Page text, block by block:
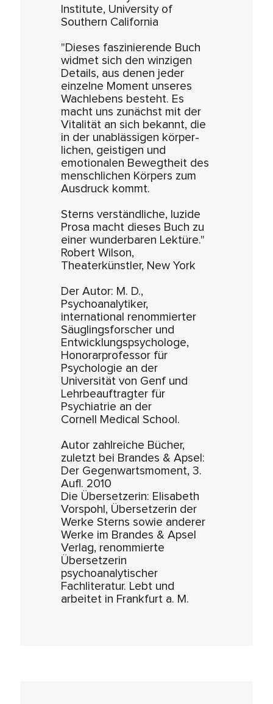
Institute, University of
Southern California
"Dieses faszinierende Buch
widmet sich den winzigen
Details, aus denen jeder
einzelne Moment unseres
Wachlebens besteht. Es
macht uns zunächst mit der
Vitalität an sich bekannt, die
in der unablässigen körper-
lichen, geistigen und
emotionalen Bewegtheit des
menschlichen Körpers zum
Ausdruck kommt.
Sterns verständliche, luzide
Prosa macht dieses Buch zu
einer wunderbaren Lektüre."
Robert Wilson,
Theaterkünstler, New York
Der Autor: M. D.,
Psychoanalytiker,
international renommierter
Säuglingsforscher und
Entwicklungspsychologe,
Honorarprofessor für
Psychologie an der
Universität von Genf und
Lehrbeauftragter für
Psychiatrie an der
Cornell Medical School.
Autor zahlreiche Bücher,
zuletzt bei Brandes & Apsel:
Der Gegenwartsmoment, 3.
Aufl. 2010
Die Übersetzerin: Elisabeth
Vorspohl, Übersetzerin der
Werke Sterns sowie anderer
Werke im Brandes & Apsel
Verlag, renommierte
Übersetzerin
psychoanalytischer
Fachliteratur. Lebt und
arbeitet in Frankfurt a. M.